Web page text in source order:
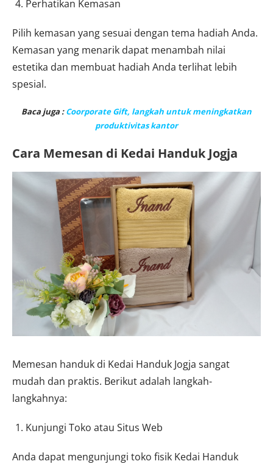
Perhatikan Kemasan
Pilih kemasan yang sesuai dengan tema hadiah Anda.
Kemasan yang menarik dapat menambah nilai
estetika dan membuat hadiah Anda terlihat lebih
spesial.
Baca juga :Coorporate Gift, langkah untuk meningkatkan
produktivitas kantor
Cara Memesan di Kedai Handuk Jogja
Memesan handuk di Kedai Handuk Jogja sangat
mudah dan praktis. Berikut adalah langkah-
langkahnya:
Kunjungi Toko atau Situs Web
Anda dapat mengunjungi toko fisik Kedai Handuk